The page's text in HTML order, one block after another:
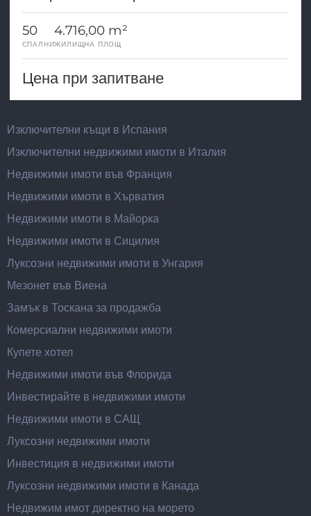
50
СПАЛНИ
4.716,00 m²
ЖИЛИЩНА ПЛОЩ
Цена при запитване
Изключителни къщи в Испания
Изключителни недвижими имоти в Италия
Недвижими имоти във Франция
Недвижими имоти в Хърватия
Недвижими имоти в Майорка
Недвижими имоти в Сицилия
Луксозни недвижими имоти в Унгария
Мезонет във Виена
Замък в Тоскана за продажба
Комерсиални недвижими имоти
Купете хотел
Недвижими имоти във Флорида
Инвестирайте в недвижими имоти
Недвижими имоти в САЩ
Луксозни недвижими имоти
Инвестиция в недвижими имоти
Луксозни недвижими имоти в Канада
Недвижим имот директно на морето